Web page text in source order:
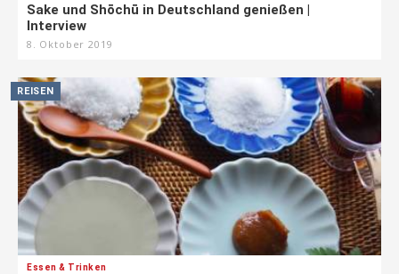
Sake und Shōchū in Deutschland genießen |
Interview
8. Oktober 2019
REISEN
Essen & Trinken